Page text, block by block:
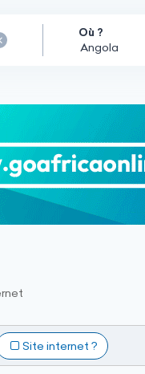
Où ?
Site internet ?